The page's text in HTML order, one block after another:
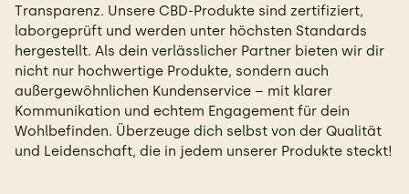
Transparenz. Unsere CBD-Produkte sind zertifiziert,
laborgeprüft und werden unter höchsten Standards
hergestellt. Als dein verlässlicher Partner bieten wir dir
nicht nur hochwertige Produkte, sondern auch
außergewöhnlichen Kundenservice – mit klarer
Kommunikation und echtem Engagement für dein
Wohlbefinden. Überzeuge dich selbst von der Qualität
und Leidenschaft, die in jedem unserer Produkte steckt!